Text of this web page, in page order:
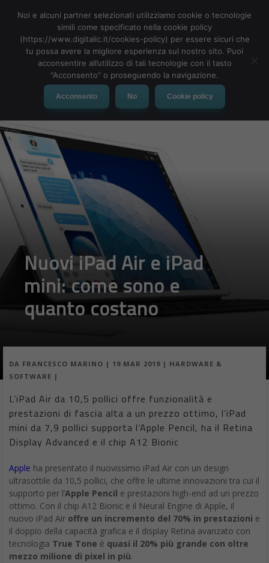
MENU
Nuovi iPad Air e iPad
mini: come sono e
quanto costano
DA FRANCESCO MARINO | 19 MAR 2019 | HARDWARE &
SOFTWARE |
L’iPad Air da 10,5 pollici offre funzionalità e
prestazioni di fascia alta a un prezzo ottimo, l’iPad
mini da 7,9 pollici supporta l’Apple Pencil, ha il Retina
Display Advanced e il chip A12 Bionic
Apple ha presentato il nuovissimo iPad Air con un design
ultrasottile da 10,5 pollici, che offre le ultime innovazioni tra cui il
supporto per l’Apple Pencil e prestazioni high-end ad un prezzo
ottimo. Con il chip A12 Bionic e il Neural Engine di Apple, il
nuovo iPad Air offre un incremento del 70% in prestazioni e
il doppio della capacità grafica e il display Retina avanzato con
tecnologia True Tone è quasi il 20% più grande con oltre
mezzo milione di pixel in più.
Noi e alcuni partner selezionati utilizziamo cookie o tecnologie
simili come specificato nella cookie policy
(https://www.digitalic.it/cookies-policy) per essere sicuri che
tu possa avere la migliore esperienza sul nostro sito. Puoi
acconsentire all’utilizzo di tali tecnologie con il tasto
"Acconsento" o proseguendo la navigazione.
Acconsento No Cookie policy